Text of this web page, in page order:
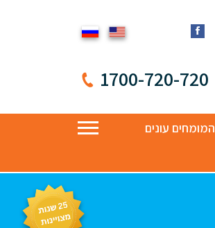
1700-720-720
המומחים עונים